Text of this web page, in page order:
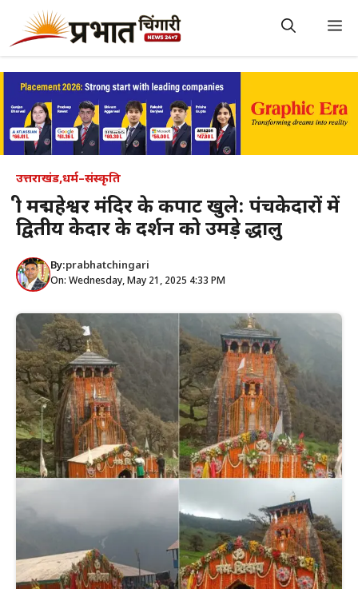
content
उत्तराखंड,धर्म–संस्कृति
श्री मद्महेश्वर मंदिर के कपाट खुले: पंचकेदारों में
द्वितीय केदार के दर्शन को उमड़े श्रद्धालु
By:prabhatchingari
On: Wednesday, May 21, 2025 4:33 PM